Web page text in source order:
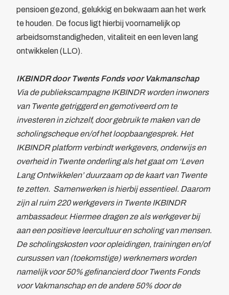
pensioen gezond, gelukkig en bekwaam aan het werk
te houden. De focus ligt hierbij voornamelijk op
arbeidsomstandigheden, vitaliteit en een leven lang
ontwikkelen (LLO).
IKBINDR door Twents Fonds voor Vakmanschap
Via de publiekscampagne IKBINDR worden inwoners
van Twente getriggerd en gemotiveerd om te
investeren in zichzelf, door gebruik te maken van de
scholingscheque en/of het loopbaangesprek. Het
IKBINDR platform verbindt werkgevers, onderwijs en
overheid in Twente onderling als het gaat om ‘Leven
Lang Ontwikkelen’ duurzaam op de kaart van Twente
te zetten. Samenwerken is hierbij essentieel. Daarom
zijn al ruim 220 werkgevers in Twente IKBINDR
ambassadeur. Hiermee dragen ze als werkgever bij
aan een positieve leercultuur en scholing van mensen.
De scholingskosten voor opleidingen, trainingen en/of
cursussen van (toekomstige) werknemers worden
namelijk voor 50% gefinancierd door Twents Fonds
voor Vakmanschap en de andere 50% door de